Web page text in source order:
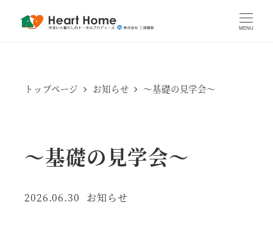
MENU
トップページ お知らせ ～基礎の見学会～
～基礎の見学会～
投稿日
2026.06.30 カテゴリー
お知らせ